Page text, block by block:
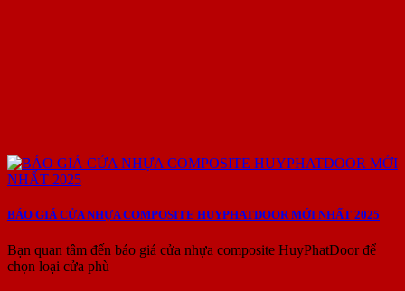
BÁO GIÁ CỬA NHỰA COMPOSITE HUYPHATDOOR MỚI NHẤT 2025
Bạn quan tâm đến báo giá cửa nhựa composite HuyPhatDoor để
chọn loại cửa phù